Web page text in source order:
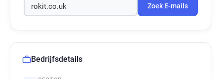
Zoek E-mails
Bedrijfsdetails